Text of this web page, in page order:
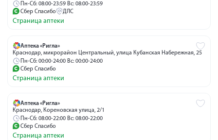
Пн-Сб: 08:00-23:59 Вс: 08:00-23:59
Сбер Спасибо
ДЛС
Страница аптеки
Аптека «Ригла»
Краснодар, микрорайон Центральный, улица Кубанская Набережная, 25
Пн-Сб: 00:00-24:00 Вс: 00:00-24:00
Сбер Спасибо
Страница аптеки
Аптека «Ригла»
Краснодар, Кореновская улица, 2/1
Пн-Сб: 08:00-22:00 Вс: 08:00-22:00
Сбер Спасибо
Страница аптеки